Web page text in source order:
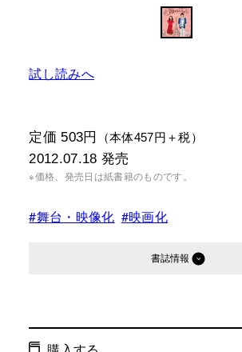
試し読みへ
定価 503円 （本体457円＋税）
2012.07.18 発売
※価格、発売日は紙書籍のものです。
#舞台・映像化 #映画化
書誌情報